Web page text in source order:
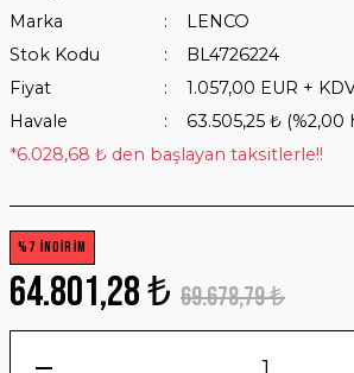
Marka
LENCO
Stok Kodu
BL4726224
Fiyat
1.057,00 EUR +
Havale
63.505,25 ₺
*6.028,68 ₺ den başlayan taksitlerle!!
%7 İNDİRİM
64.801,28 ₺ 69.678,79 ₺